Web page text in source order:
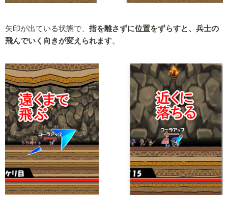
矢印が出ている状態で、 指を離さずに位置をずらすと、兵士の
飛んでいく向きが変えられます。